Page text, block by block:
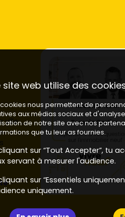
ville
site web utilise des
cookies nous permettent de
aux médias sociaux et
de notre site avec nos
que tu leur as fournies.
sur “Tout Accepter”, tu
servant à mesurer l'audience.
sur “Essentiels
uniquement.